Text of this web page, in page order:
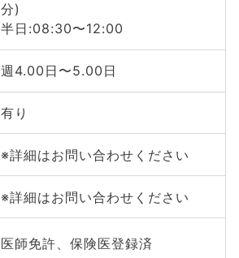
分)
半日:08:30〜12:00
週4.00日〜5.00日
有り
※詳細はお問い合わせください
※詳細はお問い合わせください
医師免許、保険医登録済